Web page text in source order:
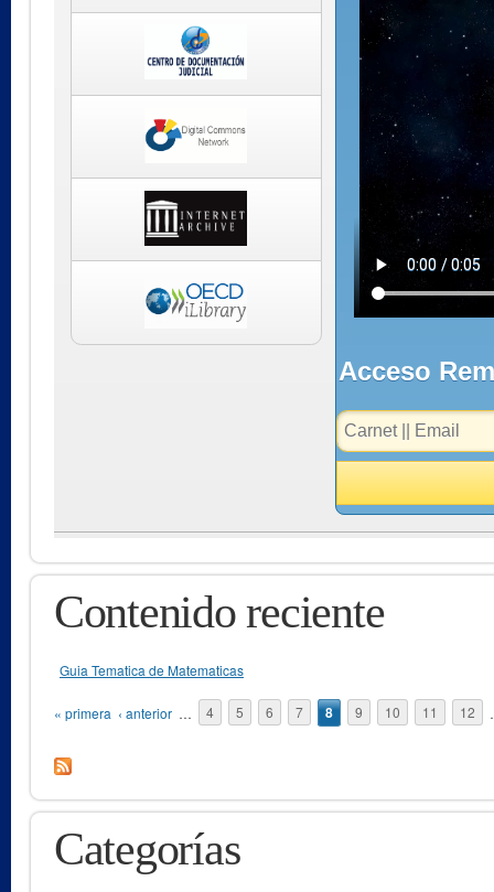
Contenido reciente
Guia Tematica de Matematicas
Páginas
« primera ‹ anterior … 4 5 6 7 8 9 10 11 12
Categorías